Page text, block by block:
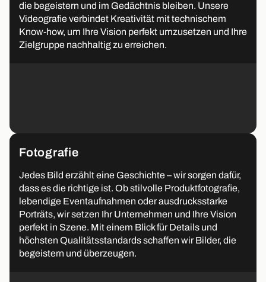
die begeistern und im Gedächtnis bleiben. Unsere
Videografie verbindet Kreativität mit technischem
Know-how, um Ihre Vision perfekt umzusetzen und Ihre
Zielgruppe nachhaltig zu erreichen.
Fotografie
Jedes Bild erzählt eine Geschichte – wir sorgen dafür,
dass es die richtige ist. Ob stilvolle Produktfotografie,
lebendige Eventaufnahmen oder ausdrucksstarke
Porträts, wir setzen Ihr Unternehmen und Ihre Vision
perfekt in Szene. Mit einem Blick für Details und
höchsten Qualitätsstandards schaffen wir Bilder, die
begeistern und überzeugen.